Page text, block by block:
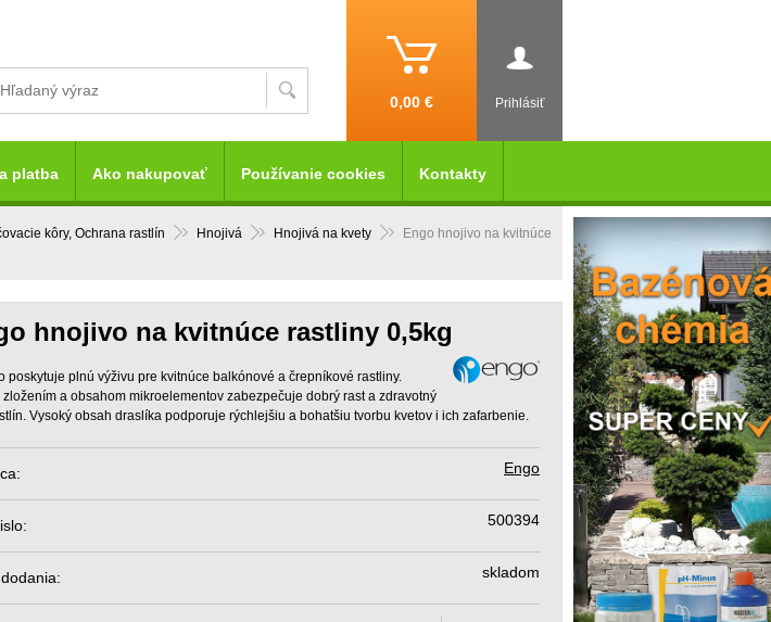
Prihlásiť
0,00 €
kôry, Ochrana rastlín Hnojivá Hnojivá na kvety
Engo hnojivo na kvitnúce
hnojivo na kvitnúce rastliny 0,5kg
poskytuje plnú výživu pre kvitnúce balkónové a črepníkové rastliny.
zložením a obsahom mikroelementov zabezpečuje dobrý rast a zdravotný
Vysoký obsah draslíka podporuje rýchlejšiu a bohatšiu tvorbu kvetov i ich zafarbenie.
Engo
500394
skladom
platba Ako nakupovať Používanie cookies Kontakty